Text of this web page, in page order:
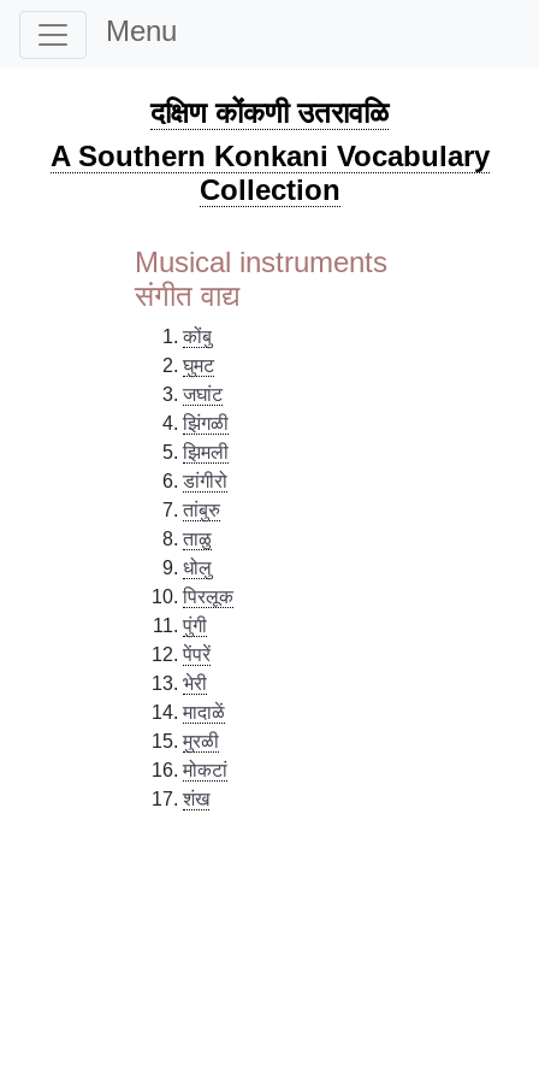
Menu
दक्षिण कोंकणी उतरावळि
A Southern Konkani Vocabulary
Collection
Musical instruments
संगीत वाद्य
कोंबु
घुमट
जघांट
झिंगळी
झिमली
डांगीरो
तांबुरु
ताळु
धोलु
पिरलूक
पुंगी
पेंपरें
भेरी
मादाळें
मुरळी
मोकटां
शंख